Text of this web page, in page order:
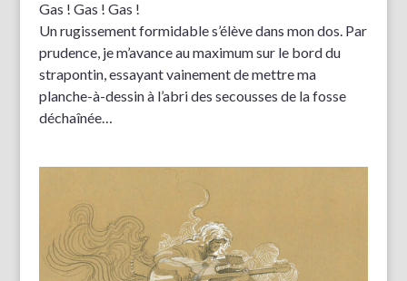
Gas ! Gas ! Gas !
Un rugissement formidable s’élève dans mon dos. Par
prudence, je m’avance au maximum sur le bord du
strapontin, essayant vainement de mettre ma
planche-à-dessin à l’abri des secousses de la fosse
déchaînée…